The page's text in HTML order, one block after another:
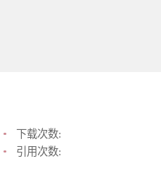
下载次数:
引用次数: